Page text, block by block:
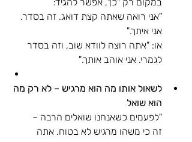
"אני רואה שאתה קצת דואג. זה בסדר.
אני איתך."
או: "אתה רוצה לוודא שוב, וזה בסדר
לגמרי. אני אוהב אותך."
לשאול אותו מה הוא מרגיש – לא רק מה
הוא שואל
"לפעמים כשאנחנו שואלים הרבה –
זה כי משהו מרגיש לא בטוח. אתה